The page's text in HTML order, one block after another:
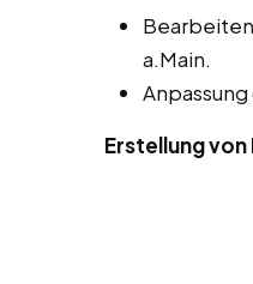
a.Main.
Erstellung